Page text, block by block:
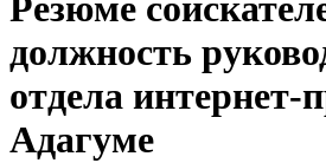
Резюме
должность
отдела интернет-
Адагуме